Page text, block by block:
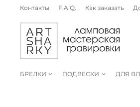
Контакты F.A.Q. Как заказать
БРЕЛКИ ПОДВЕСКИ ДЛЯ